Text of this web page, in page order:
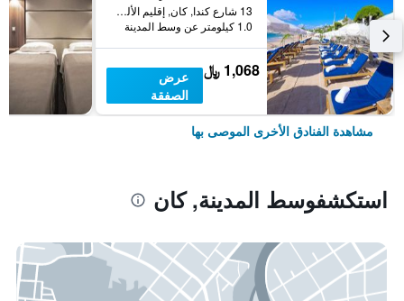
13 شارع كندا, كان, إقليم الألب البحري, فرنسا
1.0 كيلومتر عن وسط المدينة
1,068 ﷼
عرض
الصفقة
مشاهدة الفنادق الأخرى الموصى بها
استكشفوسط المدينة, كان